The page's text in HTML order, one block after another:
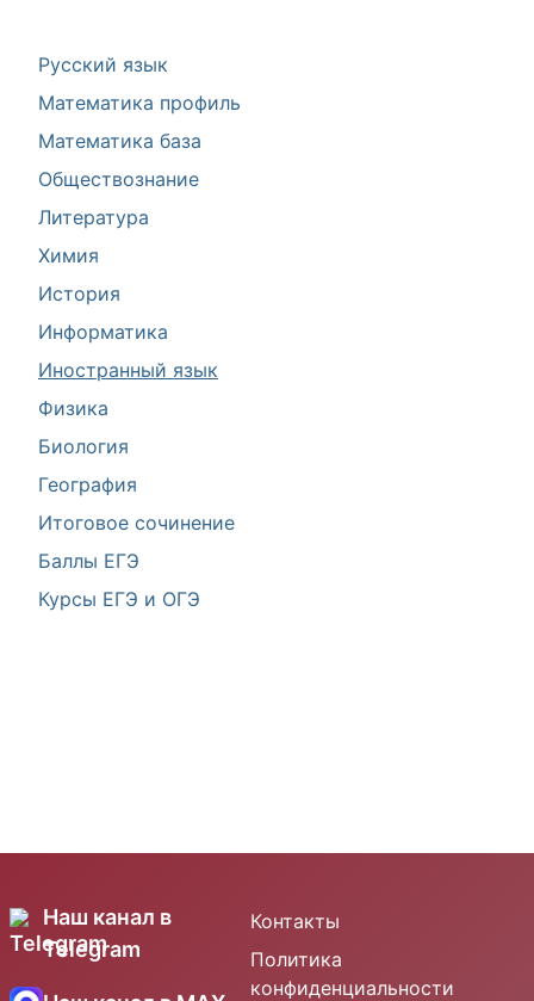
Русский язык
Математика профиль
Математика база
Обществознание
Литература
Химия
История
Информатика
Иностранный язык
Физика
Биология
География
Итоговое сочинение
Баллы ЕГЭ
Курсы ЕГЭ и ОГЭ
Наш канал в
Telegram
Контакты
Политика
конфиденциальности